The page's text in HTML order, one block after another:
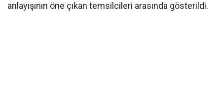
anlayışının öne çıkan temsilcileri arasında gösterildi.